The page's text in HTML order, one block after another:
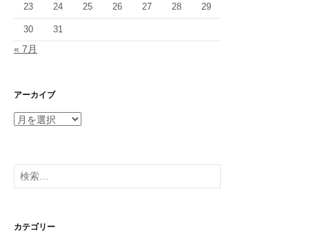
23 24 25 26 27 28 29
30 31
« 7月
アーカイブ
ア
イ
ブ
検
索:
カテゴリー